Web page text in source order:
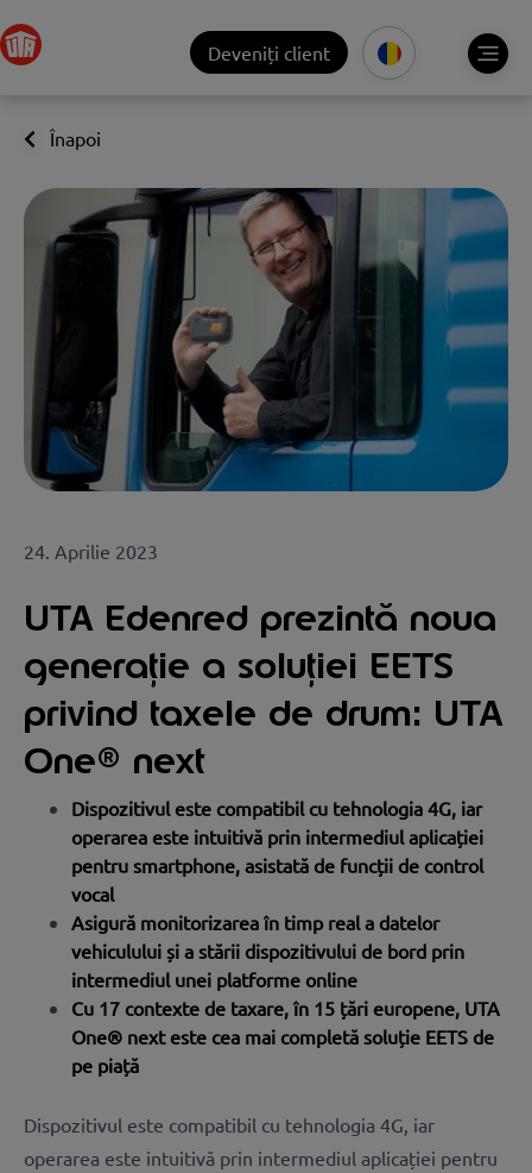
Deveniți client
Înapoi
24. Aprilie 2023
UTA Edenred prezintă noua
generație a soluției EETS
privind taxele de drum: UTA
One® next
Dispozitivul este compatibil cu tehnologia 4G, iar
operarea este intuitivă prin intermediul aplicației
pentru smartphone, asistată de funcții de control
vocal
Asigură monitorizarea în timp real a datelor
vehiculului și a stării dispozitivului de bord prin
intermediul unei platforme online
Cu 17 contexte de taxare, în 15 țări europene, UTA
One® next este cea mai completă soluție EETS de
pe piață
Dispozitivul este compatibil cu tehnologia 4G, iar
operarea este intuitivă prin intermediul aplicației pentru